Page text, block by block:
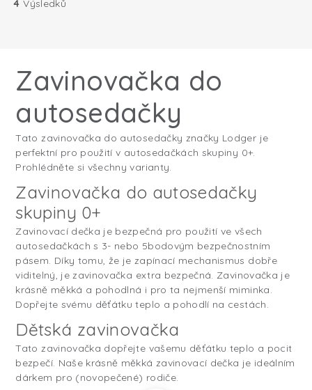
4 Výsledků
Zavinovačka do
autosedačky
Tato zavinovačka do autosedačky značky Lodger je
perfektní pro použití v autosedačkách skupiny 0+.
Prohlédněte si všechny varianty.
Zavinovačka do autosedačky
skupiny 0+
Zavinovací dečka je bezpečná pro použití ve všech
autosedačkách s 3- nebo 5bodovým bezpečnostním
pásem. Díky tomu, že je zapínací mechanismus dobře
viditelný, je zavinovačka extra bezpečná. Zavinovačka je
krásně měkká a pohodlná i pro ta nejmenší miminka.
Dopřejte svému děťátku teplo a pohodlí na cestách.
Dětská zavinovačka
Tato zavinovačka dopřejte vašemu děťátku teplo a pocit
bezpečí. Naše krásně měkká zavinovací dečka je ideálním
dárkem pro (novopečené) rodiče.